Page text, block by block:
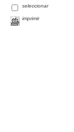
seleccionar
imprimir